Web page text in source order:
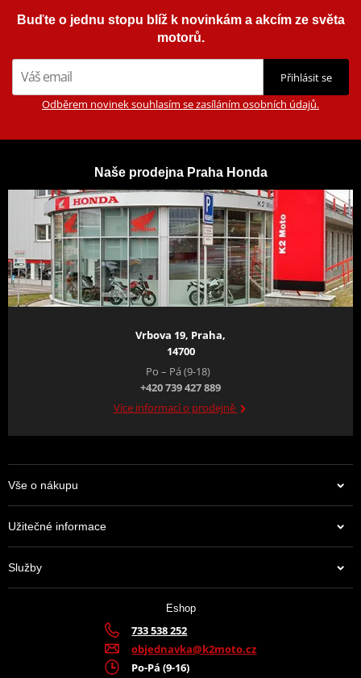
Buďte o jednu stopu blíž k novinkám a akcím ze světa
motorů.
Přihlásit se
Odběrem novinek souhlasím se zasíláním osobních údajů.
Naše prodejna Praha Honda
Vrbova 19, Praha,
14700
Po – Pá (9-18)
+420 739 427 889
Více informací o prodejně
Vše o nákupu
Užitečné informace
Služby
Eshop
733 538 252
objednavka@k2moto.cz
Po-Pá (9-16)